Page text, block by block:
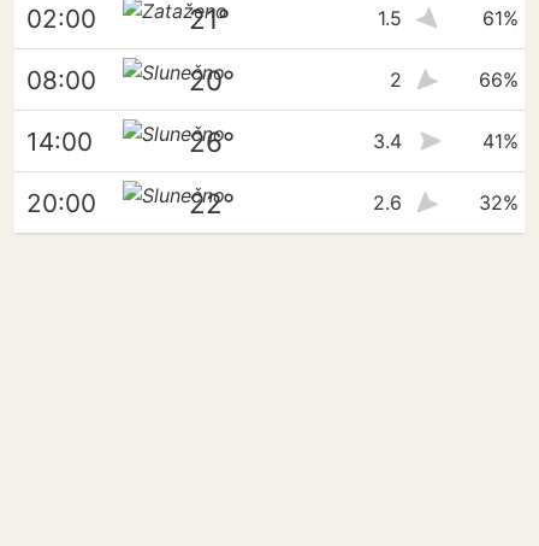
02:00 21° 1.5 61%
08:00 20° 2 66%
14:00 26° 3.4 41%
20:00 22° 2.6 32%